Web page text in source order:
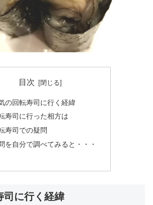
目次
の回転寿司に行く経緯
寿司に行った相方は
寿司での疑問
を自分で調べてみると・・・
司に行く経緯